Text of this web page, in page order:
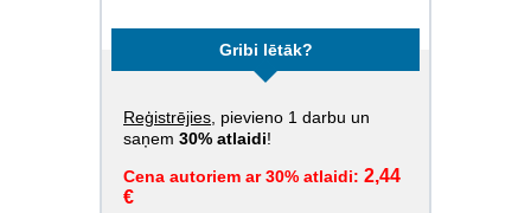
Gribi lētāk?
Reģistrējies , pievieno 1 darbu un
saņem 30% atlaidi!
Cena autoriem ar 30% atlaidi: 2,44
€